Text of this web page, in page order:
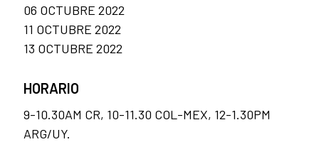
06 OCTUBRE 2022
11 OCTUBRE 2022
13 OCTUBRE 2022
HORARIO
9-10.30AM CR, 10-11.30 COL-MEX, 12-1.30PM
ARG/UY.